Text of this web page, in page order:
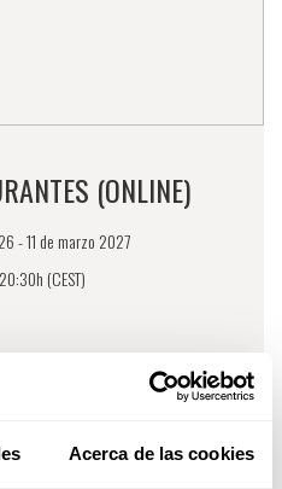
Acerca de las cookies
(ONLINE)
- 11 de marzo 2027
(CEST)